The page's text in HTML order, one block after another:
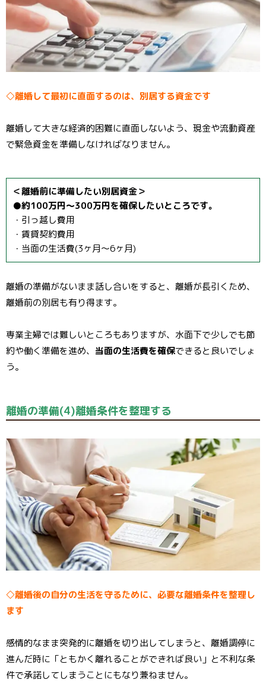
◇離婚して最初に直面するのは、別居する資金です
離婚して大きな経済的困難に直面しないよう、現金や流動資産
で緊急資金を準備しなければなりません。
＜離婚前に準備したい別居資金＞
●約100万円～300万円を確保したいところです。
・引っ越し費用
・賃貸契約費用
・当面の生活費(3ヶ月～6ヶ月)
離婚の準備がないまま話し合いをすると、離婚が長引くため、
離婚前の別居も有り得ます。
専業主婦では難しいところもありますが、水面下で少しでも節
約や働く準備を進め、 当面の生活費を確保できると良いでしょ
う。
離婚の準備(4)離婚条件を整理する
◇離婚後の自分の生活を守るために、必要な離婚条件を整理し
ます
感情的なまま突発的に離婚を切り出してしまうと、離婚調停に
進んだ時に「ともかく離れることができれば良い」と不利な条
件で承諾してしまうことにもなり兼ねません。